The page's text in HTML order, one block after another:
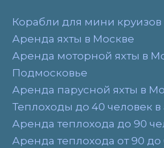
Корабли для мини круизов
Аренда яхты в Москве
Аренда моторной яхты в
Подмосковье
Аренда парусной яхты в
Теплоходы до 40 человек
Аренда теплохода до 90
Аренда теплохода от 90 до